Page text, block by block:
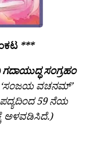
***
ಸಂಗ್ರಹಂ
‘ಸಂಜಯ ವಚನಮ್’
59 ನೆಯ
ಅಳವಡಿಸಿದೆ.)